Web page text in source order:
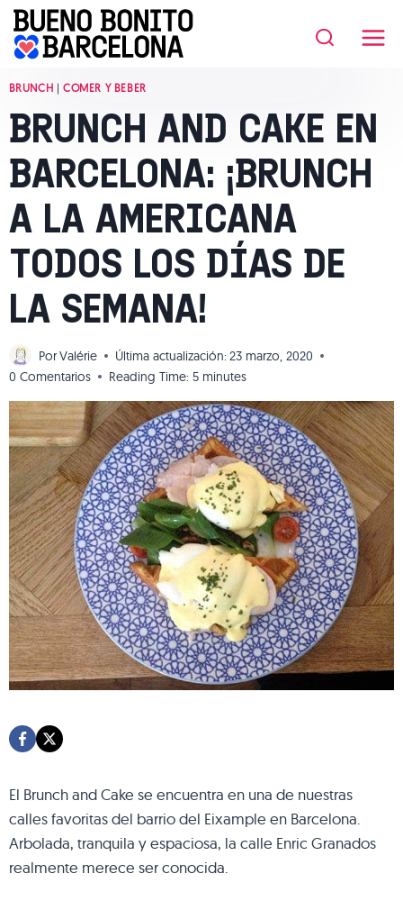
Saltar
contenido
BRUNCH | COMER Y BEBER
BRUNCH AND CAKE EN
BARCELONA: ¡BRUNCH
A LA AMERICANA
TODOS LOS DÍAS DE
LA SEMANA!
Por Valérie Última actualización: 23 marzo, 2020
0 Comentarios
Reading Time: 5 minutes
El Brunch and Cake se encuentra en una de nuestras
calles favoritas del barrio del Eixample en Barcelona.
Arbolada, tranquila y espaciosa, la calle Enric Granados
realmente merece ser conocida.